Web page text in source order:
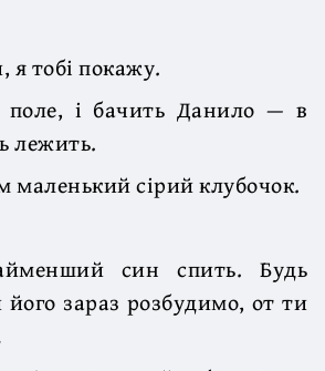
тобі покажу.
і бачить Данило — в
лежить.
маленький сірий клубочок.
син спить. Будь
його зараз розбудимо, от ти